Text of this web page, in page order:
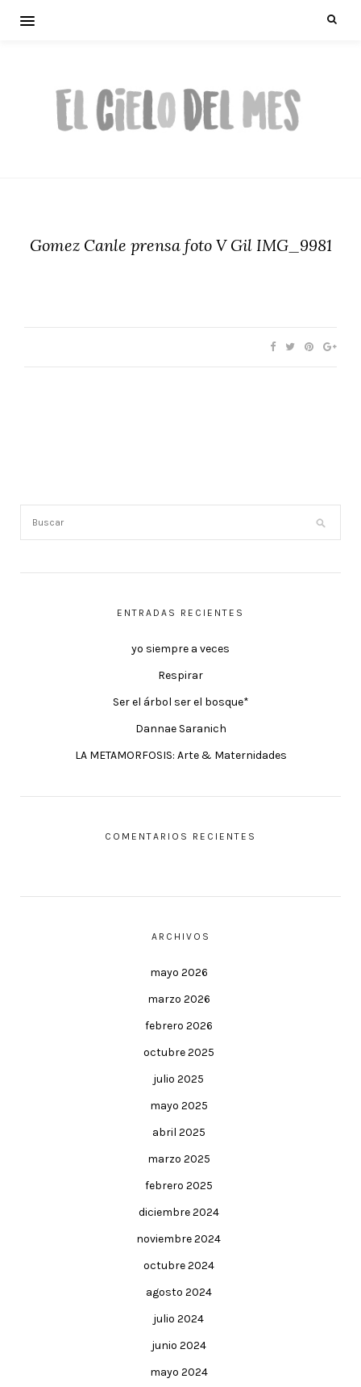
Gomez Canle prensa foto V Gil IMG_9981
ENTRADAS RECIENTES
yo siempre a veces
Respirar
Ser el árbol ser el bosque*
Dannae Saranich
LA METAMORFOSIS: Arte & Maternidades
COMENTARIOS RECIENTES
ARCHIVOS
mayo 2026
marzo 2026
febrero 2026
octubre 2025
julio 2025
mayo 2025
abril 2025
marzo 2025
febrero 2025
diciembre 2024
noviembre 2024
octubre 2024
agosto 2024
julio 2024
junio 2024
mayo 2024